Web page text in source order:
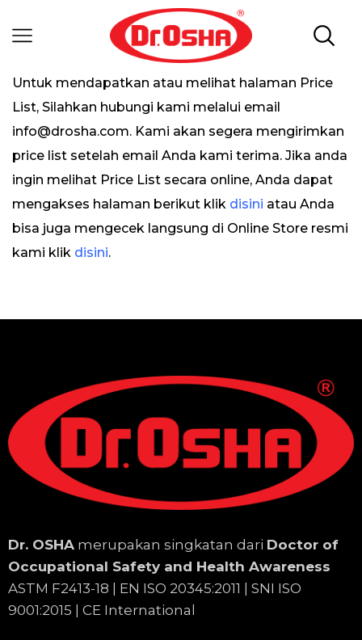
Untuk mendapatkan atau melihat halaman Price
List, Silahkan hubungi kami melalui email
info@drosha.com. Kami akan segera mengirimkan
price list setelah email Anda kami terima. Jika anda
ingin melihat Price List secara online, Anda dapat
mengakses halaman berikut klik disini atau Anda
bisa juga mengecek langsung di Online Store resmi
kami klik disini.
Dr. OSHA merupakan singkatan dari Doctor of
Occupational Safety and Health Awareness
ASTM F2413-18 | EN ISO 20345:2011 | SNI ISO
9001:2015 | CE International